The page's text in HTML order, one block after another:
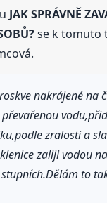
JAK SPRÁVNĚ
se k tomuto
nakrájené na
zralosti a
zaliji vodou
to